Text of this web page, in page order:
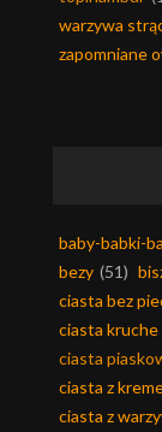
warzywa
zapomniane
baby-babki-
bezy (51)
ciasta bez
ciasta kruche
ciasta
ciasta z
ciasta z